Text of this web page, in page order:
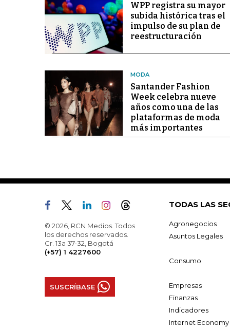
WPP registra su mayor
subida histórica tras el
impulso de su plan de
reestructuración
MODA
Santander Fashion
Week celebra nueve
años como una de las
plataformas de moda
más importantes
© 2026, RCN Medios. Todos
los derechos reservados.
Cr. 13a 37-32, Bogotá
(+57) 1 4227600
SUSCRÍBASE
TODAS LAS
Agronegocios
Asuntos Legales
Consumo
Empresas
Finanzas
Indicadores
Internet Economy